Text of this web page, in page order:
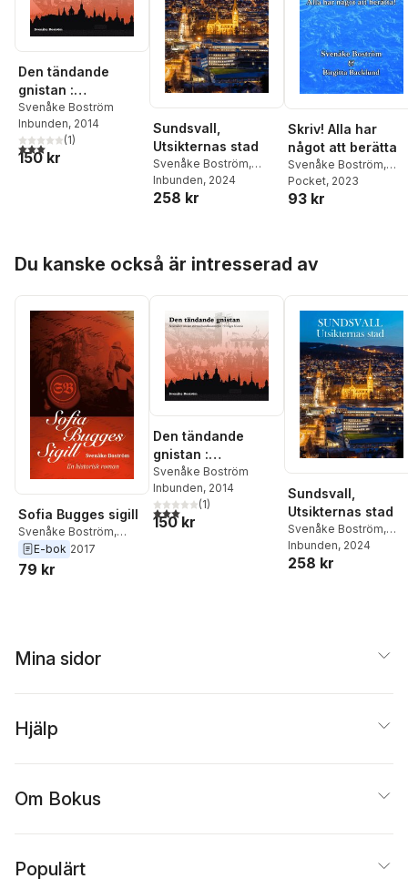
Den tändande
gnistan :
berättelsen om den
största
brandkatastrofen i
Sveriges historia
Svenåke Boström
Inbunden, 2014
3,0utav 5 stjärnor. Totalt antal röster:
(1)
150 kr
Sundsvall,
Utsikternas stad
Svenåke Boström,
Anders Öhrn,Hasse
Boström
Engström,Göran Ledell,
Inbunden, 2024
258 kr
Skriv! Alla har
något att berätta
Svenåke Boström,
Birgitta Backlund
Pocket, 2023
93 kr
Du kanske också är intresserad av
Sofia Bugges sigill
Svenåke Boström,
Tommy Jansson
E-bok 2017
79 kr
Den tändande
gnistan :
berättelsen om den
största
brandkatastrofen i
Sveriges historia
Svenåke Boström
Inbunden, 2014
3,0utav 5 stjärnor. Totalt antal röster:
(1)
150 kr
Sundsvall,
Utsikternas stad
Svenåke Boström,
Anders Öhrn,Hasse
Boström
Inbunden, 2024
258 kr
Mina sidor
Hjälp
Om Bokus
Populärt